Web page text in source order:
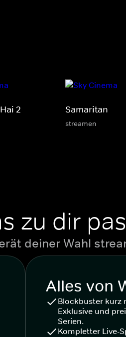
2 Samaritan
streamen
zu dir
deiner Wahl
Alles von
Blockbuster kurz
Exklusive und
Serien.
Kompletter Live-